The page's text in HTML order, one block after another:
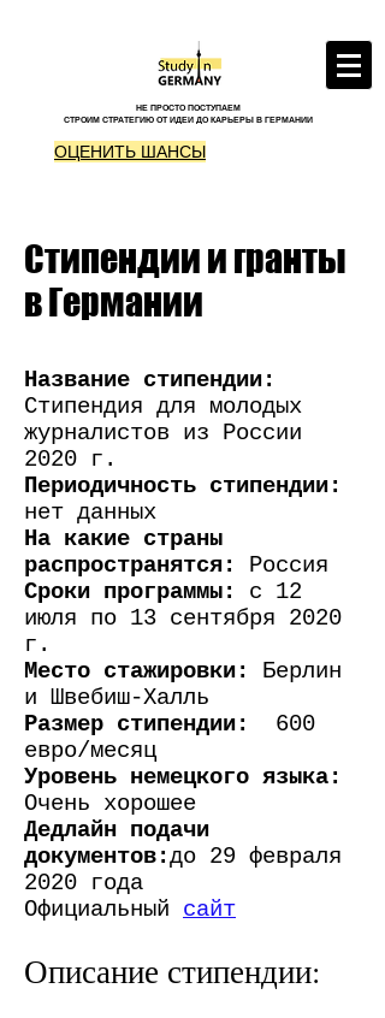
НЕ ПРОСТО ПОСТУПАЕМ
СТРОИМ СТРАТЕГИЮ ОТ ИДЕИ ДО КАРЬЕРЫ В ГЕРМАНИИ
ОЦЕНИТЬ ШАНСЫ
Стипендии и гранты
в Германии
Название стипендии:
Стипендия для молодых
журналистов из России
2020 г.
Периодичность стипендии:
нет данных
На какие страны
распространятся:
Россия
Сроки программы:
с 12
июля по 13 сентября 2020
г.
Место стажировки: Берлин
и Швебиш-Халль
Размер стипендии:
600
евро/месяц
Уровень немецкого языка:
Очень хорошее
Дедлайн подачи
документов:до 29 февраля
2020 года
Официальный сайт
Описание стипендии: